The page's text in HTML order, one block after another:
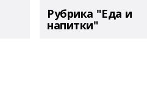
Рубрика "Еда и
напитки"